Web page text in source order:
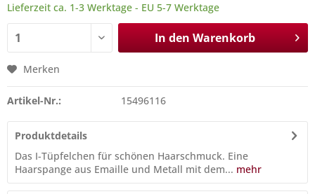
Lieferzeit ca. 1-3 Werktage - EU 5-7 Werktage
In den Warenkorb
Merken
Artikel-Nr.: 15496116
Produktdetails
Das I-Tüpfelchen für schönen Haarschmuck. Eine
Haarspange aus Emaille und Metall mit dem... mehr